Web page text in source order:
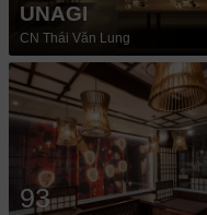
UNAGI
CN Thái Văn Lung
93